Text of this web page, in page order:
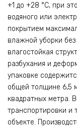
+1 до +28 °C, при
водяного или
покрытием
влажной уборки
влагостойкая
разбухания и
упаковке
общей толщине 6,5
квадратных метра.
транспортировки и
объекте.